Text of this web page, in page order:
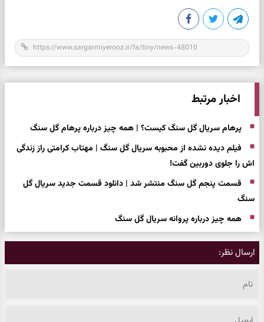
اخبار مرتبط
پرهام سریال گل سنگ کیست؟ | همه چیز درباره پرهام گل سنگ
فیلم دیده نشده از محبوبه سریال گل سنگ | مهتاب کرامتی راز زندگی
اش را جلوی دوربین گفت!
قسمت پنجم گل سنگ منتشر شد | دانلود قسمت جدید سریال گل
سنگ
همه چیز درباره پروانه سریال گل سنگ
ارسال نظر: